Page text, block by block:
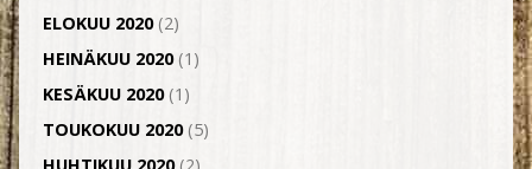
ELOKUU 2020(2)
HEINÄKUU 2020(1)
KESÄKUU 2020(1)
TOUKOKUU 2020(5)